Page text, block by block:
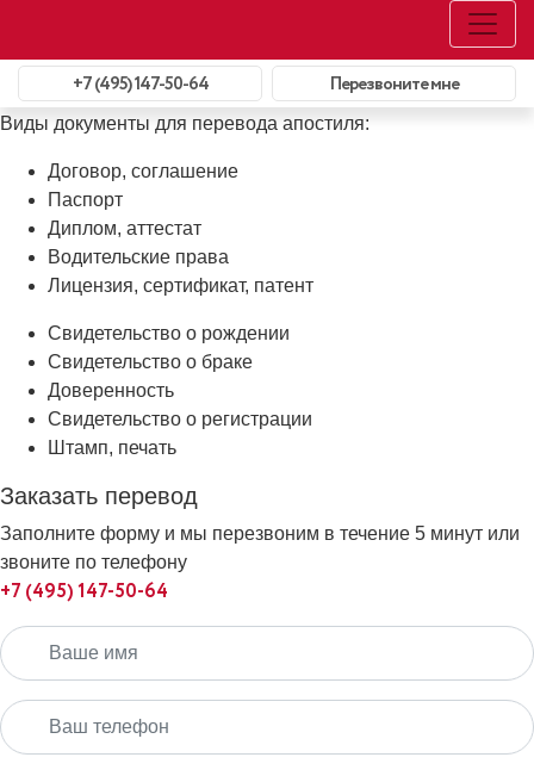
+7 (495) 147-50-64 Перезвоните мне
Апостиль на свидетельство о
рождении
Виды документы для перевода апостиля:
Договор, соглашение
Паспорт
Диплом, аттестат
Водительские права
Лицензия, сертификат, патент
Свидетельство о рождении
Свидетельство о браке
Доверенность
Свидетельство о регистрации
Штамп, печать
Заказать перевод
Заполните форму и мы перезвоним в течение 5 минут или
звоните по телефону
+7 (495) 147-50-64